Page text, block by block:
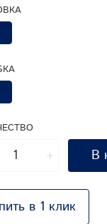
В
в 1 клик